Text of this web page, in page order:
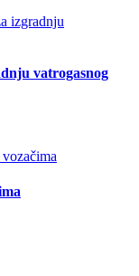
vatrogasnog